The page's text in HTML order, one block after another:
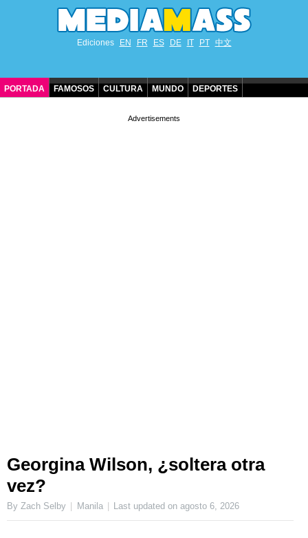
Ediciones EN FR ES DE IT PT 中文
PORTADA FAMOSOS CULTURA MUNDO DEPORTES
Georgina Wilson, ¿soltera otra
vez?
By Zach Selby Manila Last updated onagosto 6, 2026